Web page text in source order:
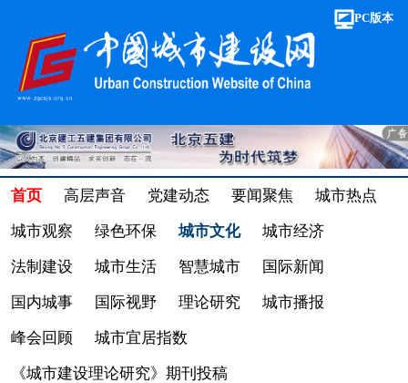
PC版本
首页 高层声音 党建动态 要闻聚焦 城市热点
城市观察 绿色环保 城市文化 城市经济
法制建设 城市生活 智慧城市 国际新闻
国内城事 国际视野 理论研究 城市播报
峰会回顾 城市宜居指数
《城市建设理论研究》期刊投稿